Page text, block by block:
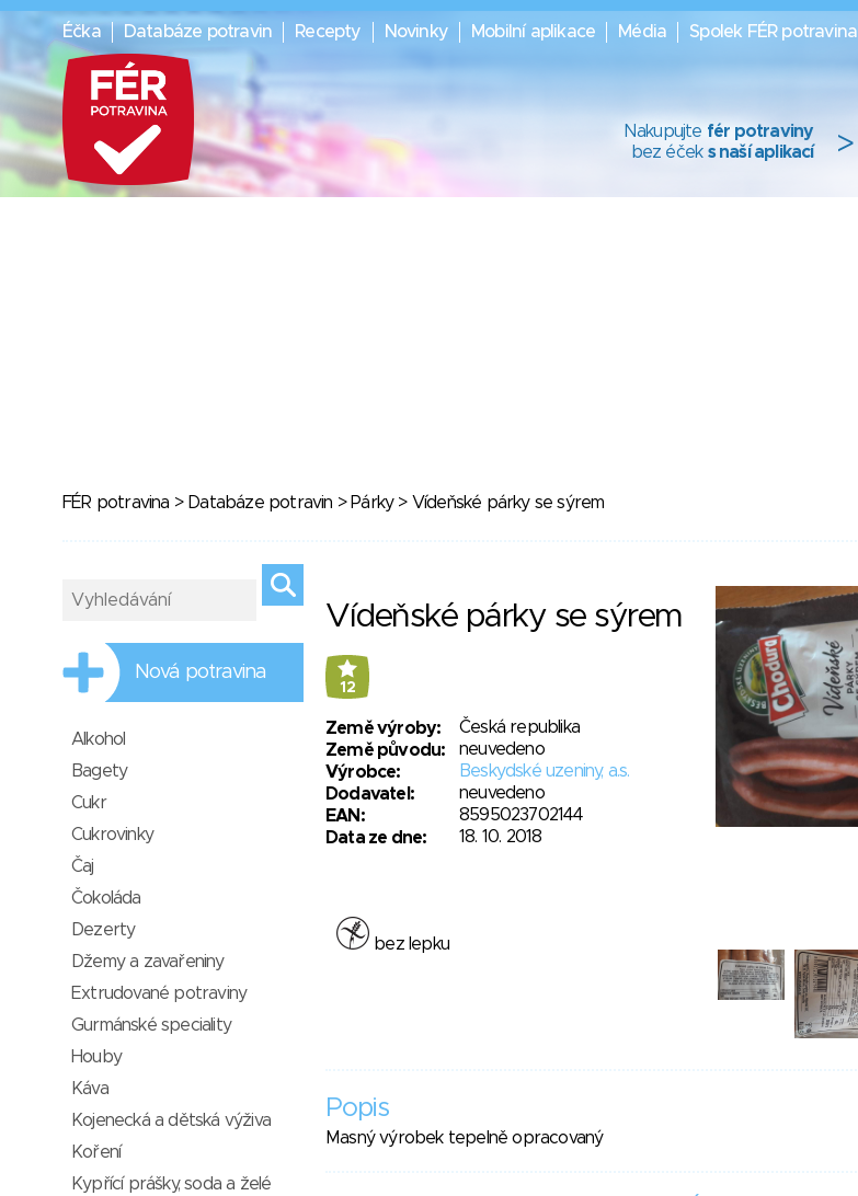
Éčka Databáze potravin Recepty Novinky Mobilní aplikace Média Spolek FÉR potravina
Nakupujte fér potraviny
bez éček s naší aplikací >
FÉR potravina > Databáze potravin > Párky> Vídeňské párky se sýrem
Vídeňské párky se sýrem
12
Země výroby:
Česká republika
Země původu:
neuvedeno
Výrobce:
Beskydské uzeniny, a.s.
Dodavatel:
neuvedeno
EAN:
8595023702144
Data ze dne:
18. 10. 2018
bez lepku
Popis
Masný výrobek tepelně opracovaný
Nová potravina
Alkohol
Bagety
Cukr
Cukrovinky
Čaj
Čokoláda
Dezerty
Džemy a zavařeniny
Extrudované potraviny
Gurmánské speciality
Houby
Káva
Kojenecká a dětská výživa
Koření
Kypřící prášky, soda a želé